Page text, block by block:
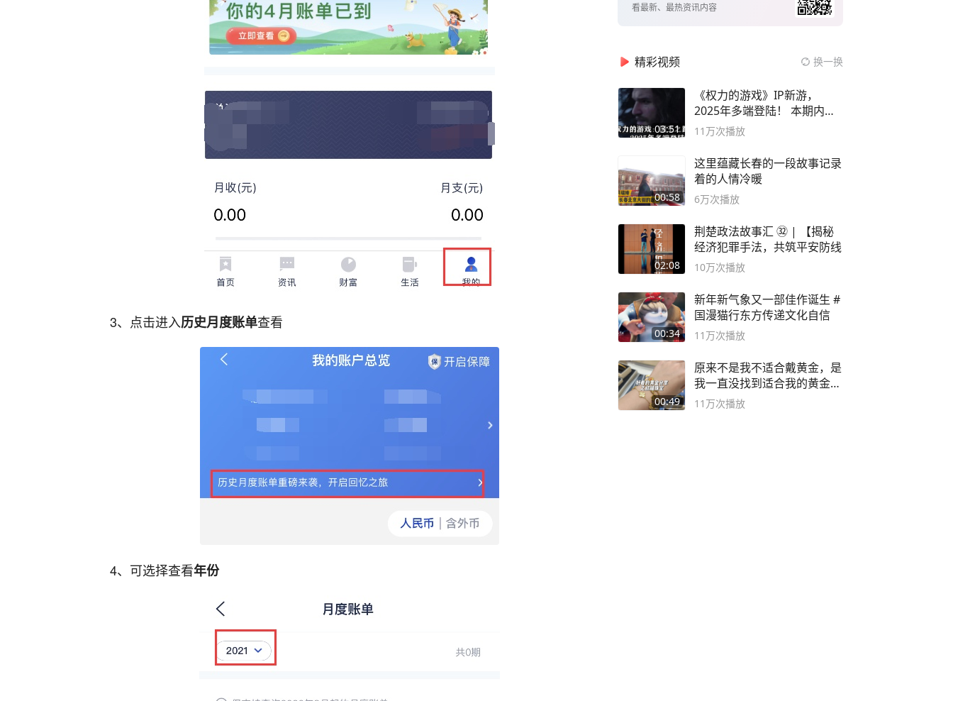
3、点击进入历史月度账单查看
4、可选择查看年份
看最新、最热资讯内容
精彩视频 换一换
03:51
《权力的游戏》IP新游，
2025年多端登陆！ 本期内容
概要
11万次播放
00:58
这里蕴藏长春的一段故事记录
着的人情冷暖
6万次播放
02:08
荆楚政法故事汇 ㉜ | 【揭秘
经济犯罪手法，共筑平安防线
10万次播放
00:34
新年新气象又一部佳作诞生 #
国漫猫行东方传递文化自信
11万次播放
00:49
原来不是我不适合戴黄金，是
我一直没找到适合我的黄金
😭
11万次播放